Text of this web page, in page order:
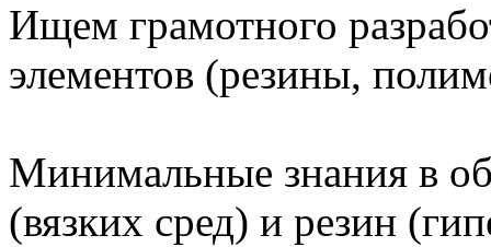
Ищем грамотного
элементов (резины,
Минимальные знания в
(вязких сред) и резин